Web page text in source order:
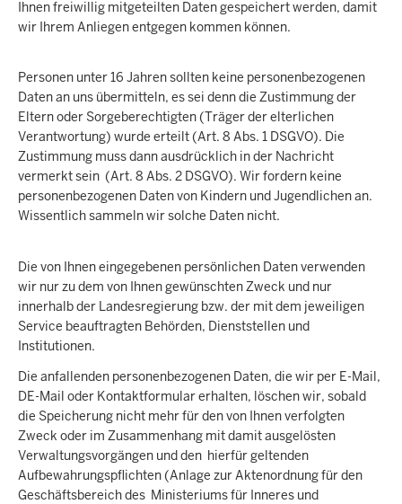
Ihnen freiwillig mitgeteilten Daten gespeichert werden, damit
wir Ihrem Anliegen entgegen kommen können.
Personen unter 16 Jahren sollten keine personenbezogenen
Daten an uns übermitteln, es sei denn die Zustimmung der
Eltern oder Sorgeberechtigten (Träger der elterlichen
Verantwortung) wurde erteilt (Art. 8 Abs. 1 DSGVO). Die
Zustimmung muss dann ausdrücklich in der Nachricht
vermerkt sein (Art. 8 Abs. 2 DSGVO). Wir fordern keine
personenbezogenen Daten von Kindern und Jugendlichen an.
Wissentlich sammeln wir solche Daten nicht.
Die von Ihnen eingegebenen persönlichen Daten verwenden
wir nur zu dem von Ihnen gewünschten Zweck und nur
innerhalb der Landesregierung bzw. der mit dem jeweiligen
Service beauftragten Behörden, Dienststellen und
Institutionen.
Die anfallenden personenbezogenen Daten, die wir per E-Mail,
DE-Mail oder Kontaktformular erhalten, löschen wir, sobald
die Speicherung nicht mehr für den von Ihnen verfolgten
Zweck oder im Zusammenhang mit damit ausgelösten
Verwaltungsvorgängen und den hierfür geltenden
Aufbewahrungspflichten (Anlage zur Aktenordnung für den
Geschäftsbereich des Ministeriums für Inneres und